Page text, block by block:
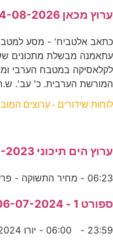
ערוץ מכאן 04-08-2026
לקלאסיקה במטבח הערבי
המורשת הערבית. כ' עב'.
לוחות שידורים - ערוצים
ערוץ הים תיכוני 19-12-2023
06:23 - מחיר התשוקה - פרק 4 07:13 - לעולמים - פרק 44
ספורט 1 - 06-07-2024
23:59 - 06:00 - יורו 2024: פורטוגל - צרפת 07:50 - אולפן